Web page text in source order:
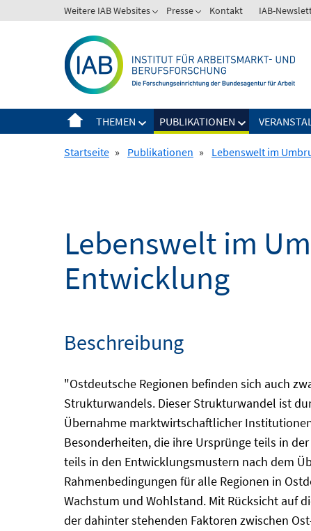
zum
Weitere IAB Websites Presse Kontakt IAB-
THEMEN PUBLIKATIONEN
Startseite » Publikationen » Lebenswelt im
Lebenswelt im
Entwicklung
Beschreibung
"Ostdeutsche Regionen befinden sich auch
Strukturwandels. Dieser Strukturwandel ist
Übernahme marktwirtschaftlicher
Besonderheiten, die ihre Ursprünge teils in
teils in den Entwicklungsmustern nach dem
Rahmenbedingungen für alle Regionen in
Wachstum und Wohlstand. Mit Rücksicht auf
der dahinter stehenden Faktoren zwischen